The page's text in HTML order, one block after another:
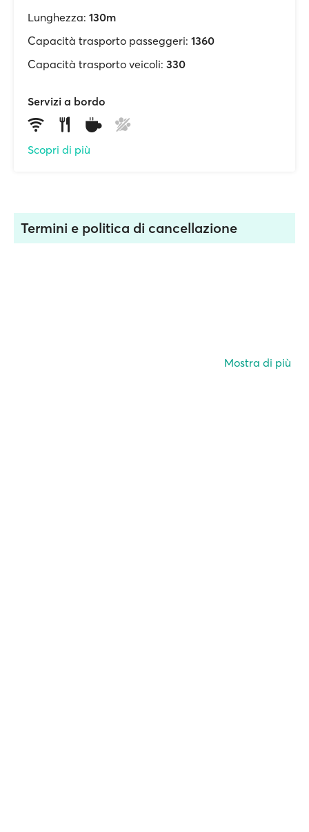
Lunghezza: 130m
Capacità trasporto passeggeri: 1360
Capacità trasporto veicoli: 330
Servizi a bordo
Scopri di più
Termini e politica di cancellazione
Mostra di più